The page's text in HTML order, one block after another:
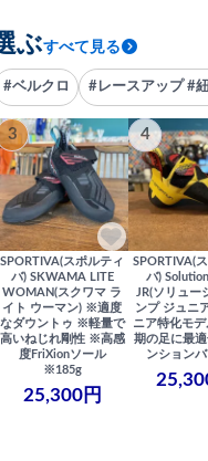
ぶすべて見る
#ベルクロ #レースアップ #
3
SPORTIVA(スポルティ
バ) SKWAMA LITE
WOMAN(スクワマ ラ
イト ウーマン) ※適度
なダウントゥ ※軽量で
高いねじれ剛性 ※高感
度FriXionソール
※185g
25,300円
4
SPORTIVA(
バ)
JR(ソリュー
ンプ ジュニ
ニア特化モ
期の足に最
ンション